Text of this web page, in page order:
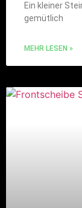
Ein kleiner
gemütlich
MEHR LESEN »